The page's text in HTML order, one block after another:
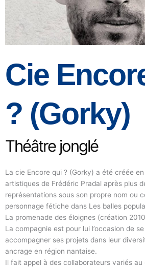
Cie
? (Gorky)
Théâtre jonglé
La cie Encore qui ? (Gorky) a été créée
artistiques de Frédéric Pradal après plus
représentations sous son propre nom ou
personnage fétiche dans Les balles
La promenade des éloignes (création
La compagnie est pour lui l’occasion de
accompagner ses projets dans leur
ancrage en région nantaise.
Il fait appel à des collaborateurs variés au